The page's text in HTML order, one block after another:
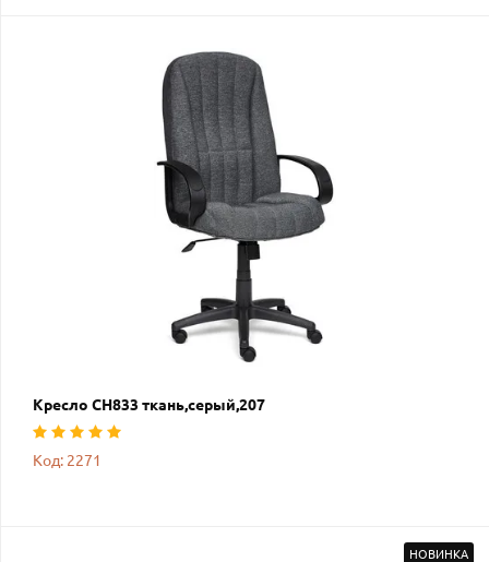
Кресло СН833 ткань,серый,207
Код: 2271
НОВИНКА